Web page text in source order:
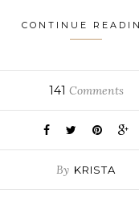
CONTINUE
141 Comments
By KRISTA